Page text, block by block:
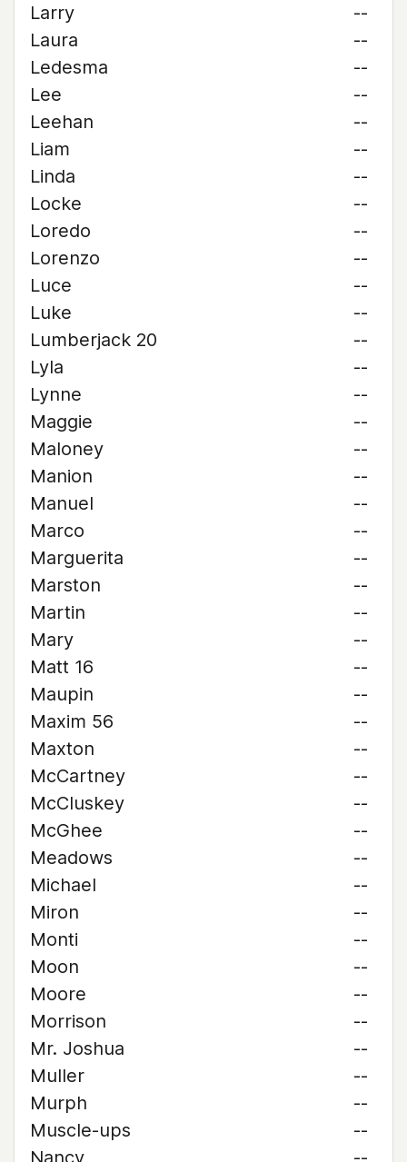
Larry
--
Laura
--
Ledesma
--
Lee
--
Leehan
--
Liam
--
Linda
--
Locke
--
Loredo
--
Lorenzo
--
Luce
--
Luke
--
Lumberjack 20
--
Lyla
--
Lynne
--
Maggie
--
Maloney
--
Manion
--
Manuel
--
Marco
--
Marguerita
--
Marston
--
Martin
--
Mary
--
Matt 16
--
Maupin
--
Maxim 56
--
Maxton
--
McCartney
--
McCluskey
--
McGhee
--
Meadows
--
Michael
--
Miron
--
Monti
--
Moon
--
Moore
--
Morrison
--
Mr. Joshua
--
Muller
--
Murph
--
Muscle-ups
--
Nancy
--